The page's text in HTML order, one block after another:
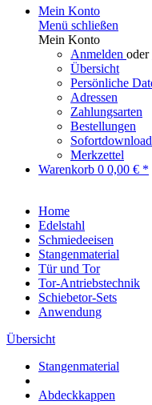
Mein Konto
Menü schließen
Mein Konto
Anmelden oder
Übersicht
Persönliche
Adressen
Zahlungsarten
Bestellungen
Merkzettel
Warenkorb 0 0,00 € *
Home
Edelstahl
Schmiedeeisen
Stangenmaterial
Tür und Tor
Tor-Antriebstechnik
Schiebetor-Sets
Anwendung
Übersicht
Stangenmaterial
Abdeckkappen